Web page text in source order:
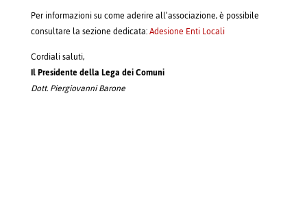
Per informazioni su come aderire all’associazione, è possibile
consultare la sezione dedicata:Adesione Enti Locali
Cordiali saluti,
Il Presidente della Lega dei Comuni
Dott. Piergiovanni Barone